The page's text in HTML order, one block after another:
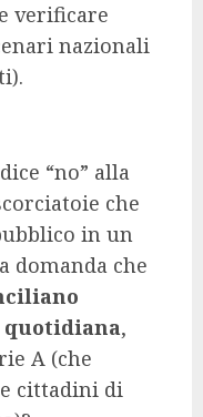
verificare
nazionali
“no” alla
che
in un
domanda che
quotidiana,
A (che
cittadini di